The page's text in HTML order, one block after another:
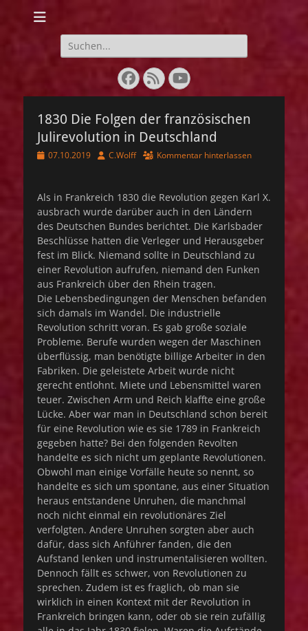
Lebendige
Geschichte 1848-
Suchen
nach:
Facebook
FeedYouTube
1830 Die Folgen der französischen
Julirevolution in Deutschland
Veröffentlicht
07.10.2019 AutorC.Wolff Kommentar hinterlassen
Als in Frankreich 1830 die Revolution gegen Karl X.
ausbrach wurde darüber auch in den Ländern
des Deutschen Bundes berichtet. Die Karlsbader
Beschlüsse hatten die Verleger und Herausgeber
fest im Blick. Niemand sollte in Deutschland zu
einer Revolution aufrufen, niemand den Funken
aus Frankreich über den Rhein tragen.
Die Lebensbedingungen der Menschen befanden
sich damals im Wandel. Die industrielle
Revolution schritt voran. Es gab große soziale
Probleme. Berufe wurden wegen der Maschinen
überflüssig, man benötigte billige Arbeiter in den
Fabriken. Die geleistete Arbeit wurde nicht
gerecht entlohnt. Miete und Lebensmittel waren
teuer. Zwischen Arm und Reich klaffte eine große
Lücke. Aber war man in Deutschland schon bereit
für eine Revolution wie es sie 1789 in Frankreich
gegeben hatte? Bei den folgenden Revolten
handelte es sich nicht um geplante Revolutionen.
Obwohl man einige Vorfälle heute so nennt, so
handelte es sich um spontane, aus einer Situation
heraus entstandene Unruhen, die manchmal
noch nicht einmal ein revolutionäres Ziel
verfolgten. Andere Unruhen sorgten aber auch
dafür, dass sich Anführer fanden, die den
Aufstand lenken und instrumentalisieren wollten.
Dennoch fällt es schwer, von Revolutionen zu
sprechen. Zudem ist es fraglich, ob man sie
wirklich in einen Kontext mit der Revolution in
Frankreich bringen kann, oder ob sie rein zufällig